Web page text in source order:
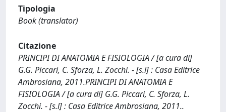
Tipologia
Book (translator)
Citazione
PRINCIPI DI ANATOMIA E FISIOLOGIA / [a cura di]
G.G. Piccari, C. Sforza, L. Zocchi. - [s.l] : Casa Editrice
Ambrosiana, 2011.PRINCIPI DI ANATOMIA E
FISIOLOGIA / [a cura di] G.G. Piccari, C. Sforza, L.
Zocchi. - [s.l] : Casa Editrice Ambrosiana, 2011..